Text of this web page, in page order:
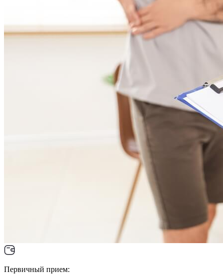
Первичный прием: